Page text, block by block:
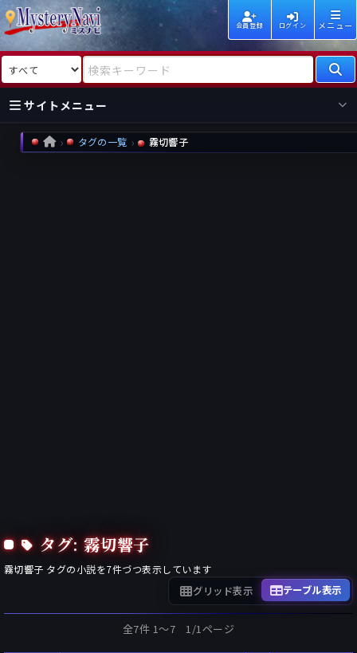
会員登録 ログイン メニュー
検索対象 検索キーワード
サイトメニュー
国内
海外
HOME タグの一覧 霧切響子
タグ: 霧切響子
霧切響子 タグの小説を7件づつ表示しています
グリッド表示 テーブル表示
全7件 1〜7 1/1ページ